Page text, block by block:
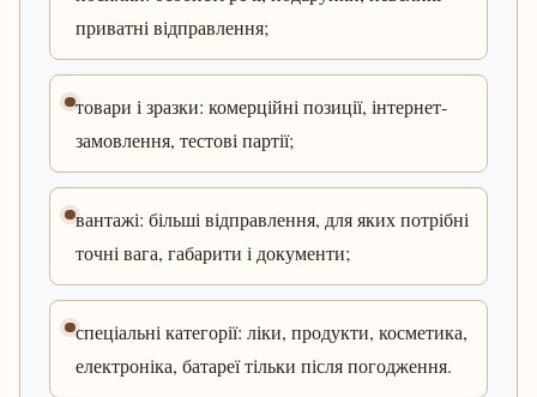
приватні відправлення;
товари і зразки: комерційні позиції, інтернет-
замовлення, тестові партії;
вантажі: більші відправлення, для яких потрібні
точні вага, габарити і документи;
спеціальні категорії: ліки, продукти, косметика,
електроніка, батареї тільки після погодження.